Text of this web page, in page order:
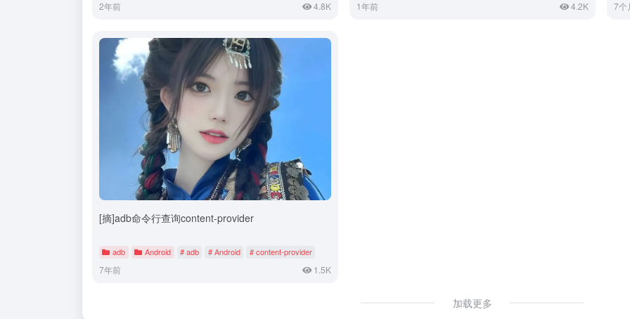
2年前 4.8K 1年前 4.2K 7个
[摘]adb命令行查询content-provider
adb Android # adb # Android # content-provider
7年前 1.5K
加载更多